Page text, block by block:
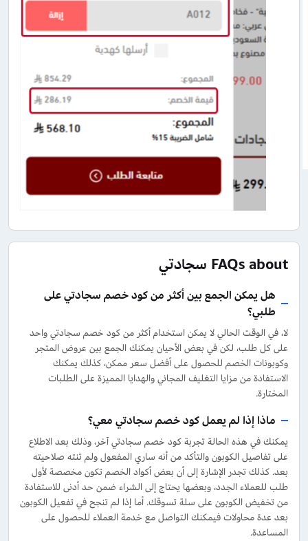
FAQs about سجادتي
هل يمكن الجمع بين أكثر من كود خصم سجادتي على
طلبي؟
لا، في الوقت الحالي لا يمكن استخدام أكثر من كود خصم سجادتي واحد
على كل طلب، لكن في بعض الأحيان يمكنك الجمع بين عروض المتجر
وكوبونات الخصم للحصول على أفضل سعر ممكن، كذلك يمكنك
الاستفادة من مزايا التغليف المجاني والهدايا المميزة على الطلبات
المختارة.
ماذا إذا لم يعمل كود خصم سجادتي معي؟
يمكنك في هذه الحالة تجربة كود خصم سجادتي آخر، وذلك بعد الاطلاع
على تفاصيل الكوبون والتأكد من أنه ساري المفعول ولم تنته صلاحيته
بعد. كذلك تجدر الإشارة إلى أن بعض أكواد الخصم تكون مخصصة لأول
طلب للعملاء الجدد، وبعضها يحتاج إلى الشراء ضمن حد أدنى للاستفادة
من تخفيض الكوبون على سلة تسوقك. أما إذا لم تنجح في تفعيل الكوبون
بعد عدة محاولات فيمكنك التواصل مع خدمة العملاء للحصول على
المساعدة.